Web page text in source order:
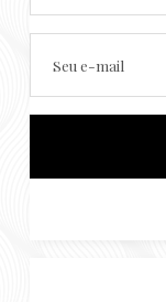
Seu e-mail